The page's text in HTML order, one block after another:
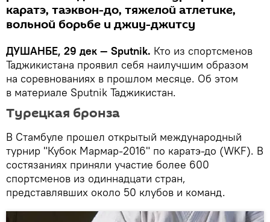
каратэ, таэквон-до, тяжелой атлетике,
вольной борьбе и джиу-джитсу
ДУШАНБЕ, 29 дек — Sputnik. Кто из спортсменов
Таджикистана проявил себя наилучшим образом
на соревнованиях в прошлом месяце. Об этом
в материале Sputnik Таджикистан.
Турецкая бронза
В Стамбуле прошел открытый международный
турнир "Кубок Мармар-2016" по каратэ-до (WKF). В
состязаниях приняли участие более 600
спортсменов из одиннадцати стран,
представлявших около 50 клубов и команд.